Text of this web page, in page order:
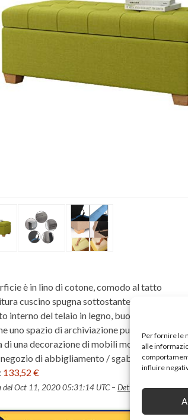
Per fornire le
alle
influire
è in lino di cotone, comodo al tatto
cuscino spugna sottostante, molto
interno del telaio in legno, buona capacità
uno spazio di archiviazione può essere
di una decorazione di mobili molto buona,
di abbigliamento / sgabello di riposo
133,52 €
del Oct 11, 2020 05:31:14 UTC – Dettagli)